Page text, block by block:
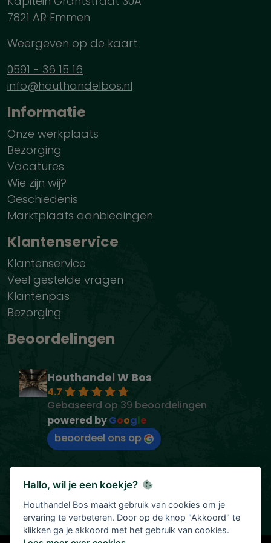
7821 AR Emmen
Weergeven op de kaart
0591 - 36 15 16
info@houthandelbos.nl
Informatie
Onze werkplaats
Bezorging
Vacatures
Wie zijn wij?
Geschiedenis
Marktplaats aanbiedingen
Klantenservice
Klantenservice
Veel gestelde vragen
Klantenpas
Bezorging
Beoordelingen
Houthandel W Bos
4.7
Gebaseerd op 39 beoordelingen
powered byGoogle
beoordeel ons op
Hallo, wil je een koekje?
Houthandel Bos maakt gebruik van cookies om je
ervaring te verbeteren. Door op de knop "Akkoord" te
klikken ga je akkoord met het gebruik van cookies.